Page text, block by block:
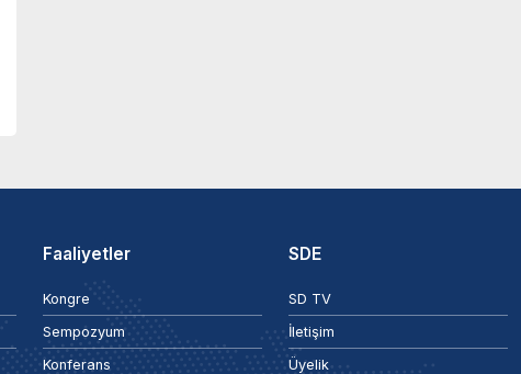
Faaliyetler
Kongre
Sempozyum
Konferans
SDE
SD TV
İletişim
Üyelik